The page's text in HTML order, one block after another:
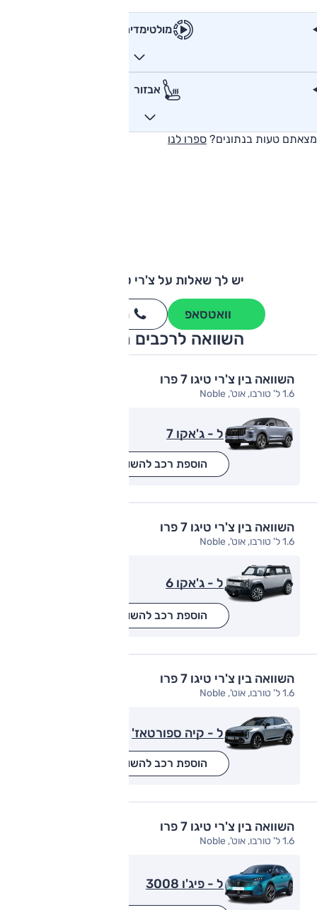
מולטימדיה
אבזור
מצאתם טעות בנתונים? ספרו לנו
יש לך שאלות על צ'רי טיגו 7 פרו?
וואטסאפ חייגו
השוואה לרכבים מתחרים
השוואה בין צ'רי טיגו 7 פרו
1.6 ל' טורבו, אוט', Noble
ל - ג'אקו 7
הוספת רכב להשוואה
השוואה בין צ'רי טיגו 7 פרו
1.6 ל' טורבו, אוט', Noble
ל - ג'אקו 6
הוספת רכב להשוואה
השוואה בין צ'רי טיגו 7 פרו
1.6 ל' טורבו, אוט', Noble
ל - קיה ספורטאז'
הוספת רכב להשוואה
השוואה בין צ'רי טיגו 7 פרו
1.6 ל' טורבו, אוט', Noble
ל - פיג'ו 3008